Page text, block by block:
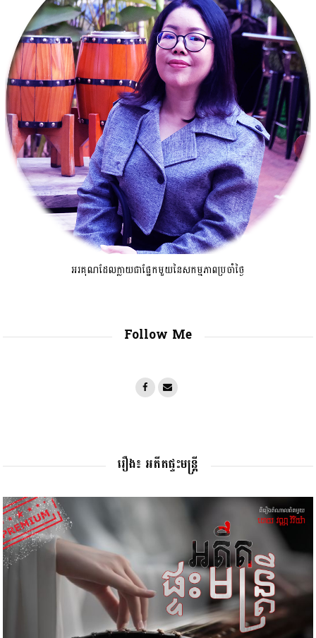
អរគុណដែលក្លាយជាផ្នែកមួយនៃសកម្មភាពប្រចាំថ្ងៃ
Follow Me
រឿង៖ អតីតផ្ទះមន្រ្តី